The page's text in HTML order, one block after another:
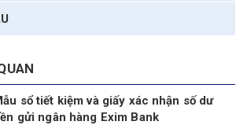
sổ tiết kiệm và giấy xác nhận số dư
gửi ngân hàng Exim Bank